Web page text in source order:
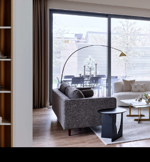
Создаем мебельные решения под ключ
на протяжении 20 лет с любовью к
мебели и клиентам в Алматы с 2015 года
СВЯЗАТЬСЯ